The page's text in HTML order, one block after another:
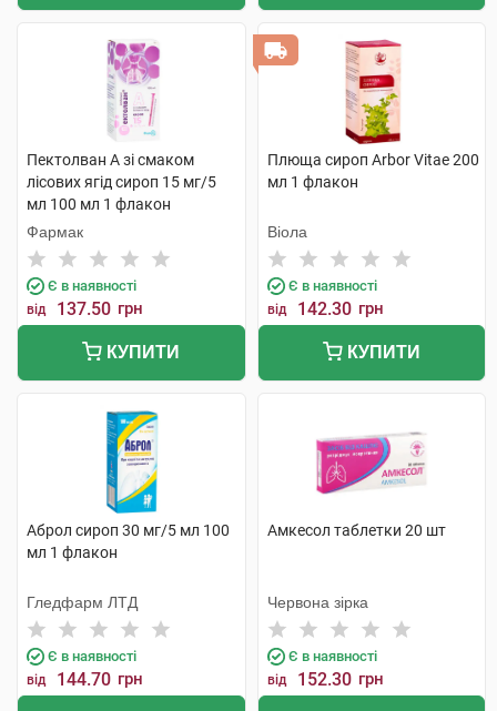
Пектолван А зі смаком
лісових ягід сироп 15 мг/5
мл 100 мл 1 флакон
Фармак
Є в наявності
від 137.50 грн
КУПИТИ
Плюща сироп Arbor Vitae 200
мл 1 флакон
Віола
Є в наявності
від 142.30 грн
КУПИТИ
Аброл сироп 30 мг/5 мл 100
мл 1 флакон
Гледфарм ЛТД
Є в наявності
від 144.70 грн
Амкесол таблетки 20 шт
Червона зірка
Є в наявності
від 152.30 грн